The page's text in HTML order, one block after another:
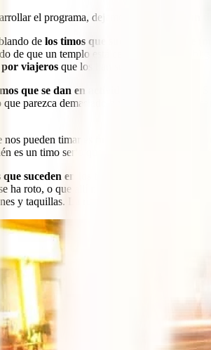
el programa, dejamos claro
qué es un
de los timos que suceden en la calle
de que un templo está cerrado o que es
viajeros que los han sufrido.
que se dan en actividades (min 11:57)
.
parezca demasiado bueno y barato para
pueden timar es
mientras hacemos las
es un timo serio que nos vendan como
que suceden en los transportes (min 29:28)
ha roto, o que allí no acostumbran usarlo.
y taquillas. La regla número 1: compra